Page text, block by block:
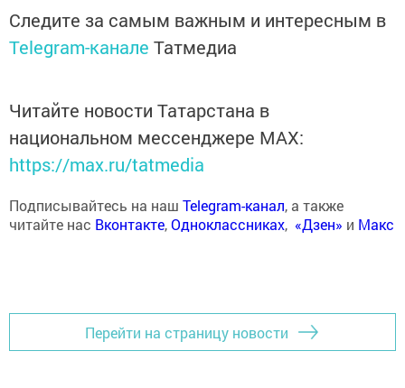
Следите за самым важным и интересным в
Telegram-канале Татмедиа
Читайте новости Татарстана в
национальном мессенджере MАХ:
https://max.ru/tatmedia
Подписывайтесь на наш Telegram-канал, а также
читайте нас Вконтакте,Одноклассниках, «Дзен» и Макс
Перейти на страницу новости